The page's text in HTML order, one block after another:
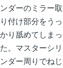
ンダーのミラー取
り付け部分をうっ
かり舐めてしまっ
た。マスターシリ
ンダー周りでねじ